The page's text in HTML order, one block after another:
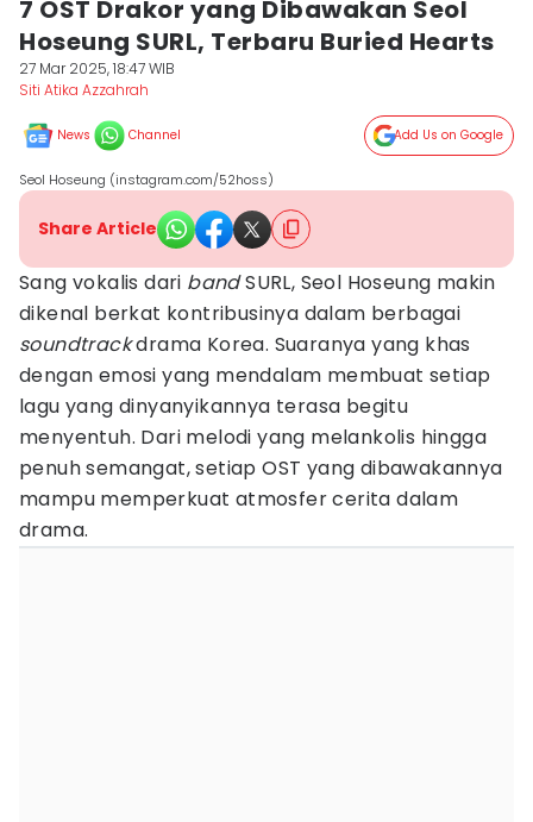
7 OST Drakor yang Dibawakan Seol
Hoseung SURL, Terbaru Buried Hearts
27 Mar 2025, 18:47 WIB
Siti Atika Azzahrah
News Channel Add Us on Google
Seol Hoseung (instagram.com/52hoss)
Share Article
Sang vokalis dari bandSURL, Seol Hoseung makin
dikenal berkat kontribusinya dalam berbagai
soundtrackdrama Korea. Suaranya yang khas
dengan emosi yang mendalam membuat setiap
lagu yang dinyanyikannya terasa begitu
menyentuh. Dari melodi yang melankolis hingga
penuh semangat, setiap OST yang dibawakannya
mampu memperkuat atmosfer cerita dalam
drama.